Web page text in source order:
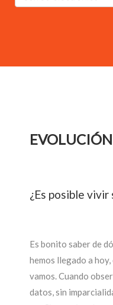
¿Es posible
Es bonito saber de
hemos llegado a
vamos. Cuando
datos, sin